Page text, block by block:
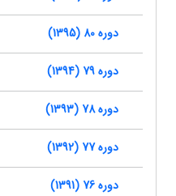
دوره 80 (1395)
دوره 79 (1394)
دوره 78 (1393)
دوره 77 (1392)
دوره 76 (1391)